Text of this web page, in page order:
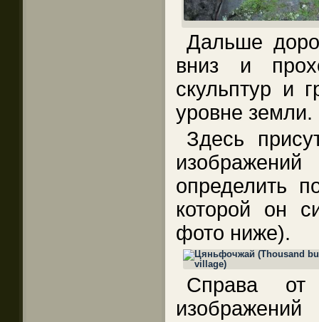
Дальше
вниз и
скульптур и
уровне земли.
Здесь
определить
которой он
фото ниже).
Справа от